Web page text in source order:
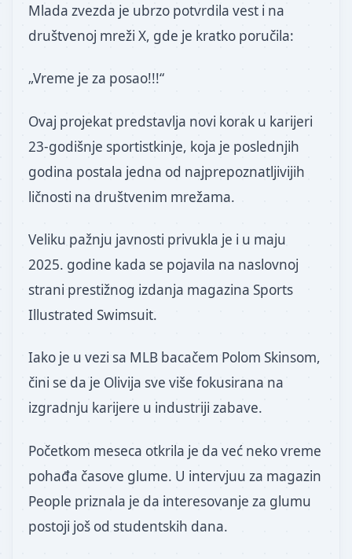
Mlada zvezda je ubrzo potvrdila vest i na
društvenoj mreži X, gde je kratko poručila:
„Vreme je za posao!!!“
Ovaj projekat predstavlja novi korak u karijeri
23-godišnje sportistkinje, koja je poslednjih
godina postala jedna od najprepoznatljivijih
ličnosti na društvenim mrežama.
Veliku pažnju javnosti privukla je i u maju
2025. godine kada se pojavila na naslovnoj
strani prestižnog izdanja magazina Sports
Illustrated Swimsuit.
Iako je u vezi sa MLB bacačem Polom Skinsom,
čini se da je Olivija sve više fokusirana na
izgradnju karijere u industriji zabave.
Početkom meseca otkrila je da već neko vreme
pohađa časove glume. U intervjuu za magazin
People priznala je da interesovanje za glumu
postoji još od studentskih dana.